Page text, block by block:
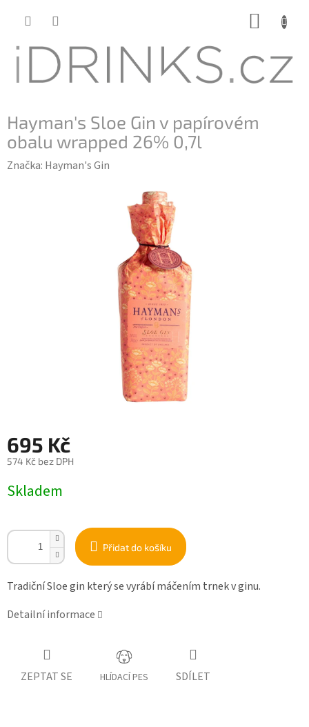
Hayman's Sloe Gin v papírovém
obalu wrapped 26% 0,7l
Značka: Hayman's Gin
695 Kč
574 Kč bez DPH
cena:
Skladem
Přidat do košíku
Tradiční Sloe gin který se vyrábí máčením trnek v ginu.
Detailní informace
ZEPTAT SE HLÍDACÍ PES SDÍLET